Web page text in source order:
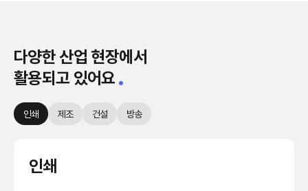
다양한 산업 현장에서
활용되고 있어요
인쇄 제조 건설 방송
인쇄